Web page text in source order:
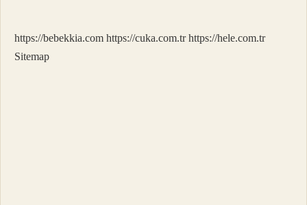
https://bebekkia.com https://cuka.com.tr https://hele.com.tr
Sitemap